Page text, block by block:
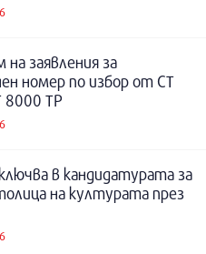
на заявления за
номер по избор от СТ
8000 ТР
в кандидатурата за
на културата през